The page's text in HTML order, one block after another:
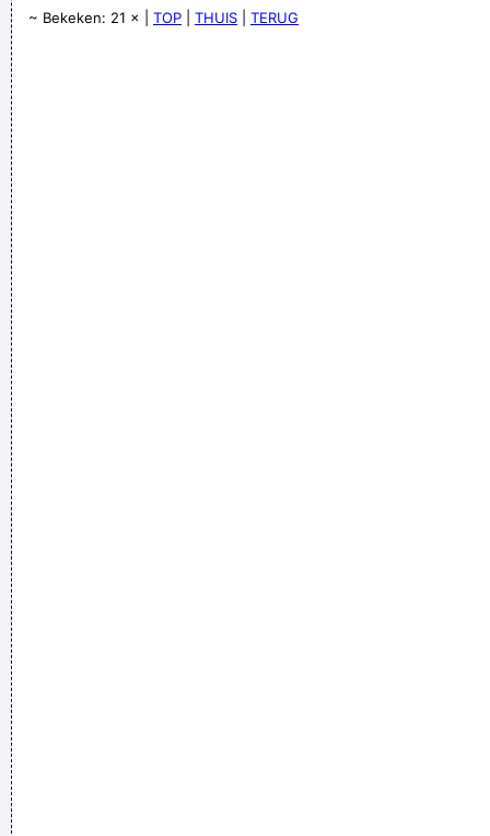
~ Bekeken: 21 × | TOP THUIS TERUG